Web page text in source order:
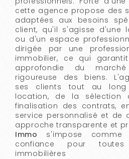
cette agence propose des
adaptées aux besoins
client, qu'il s'agisse d'une
ou d'un espace
dirigée par une
immobilier, ce qui
approfondie du
rigoureuse des biens.
ses clients tout au
location, de la sélection
finalisation des contrats,
service personnalisé et de
approche transparente et
Immo s'impose comme
confiance pour
immobilières